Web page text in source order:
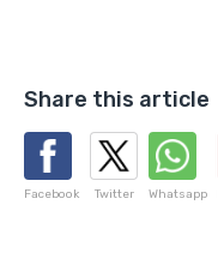
Share this article
Facebook Twitter Whatsapp